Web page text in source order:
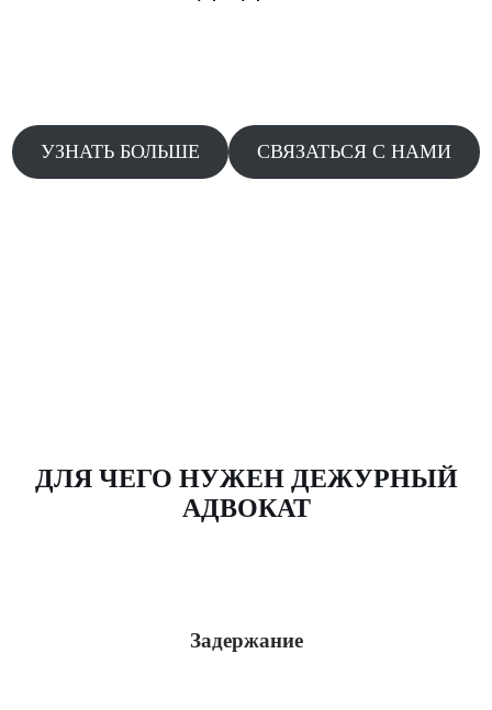
УЗНАТЬ БОЛЬШЕ СВЯЗАТЬСЯ С НАМИ
ДЛЯ ЧЕГО НУЖЕН ДЕЖУРНЫЙ
АДВОКАТ
Задержание